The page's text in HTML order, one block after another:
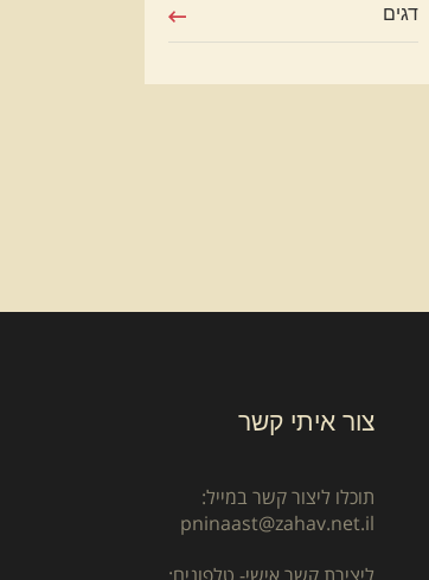
דגים
צור איתי קשר
תוכלו ליצור קשר במייל:
pninaast@zahav.net.il